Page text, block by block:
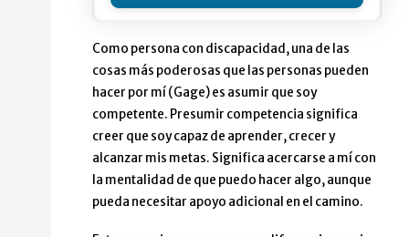
Como persona con discapacidad, una de las
cosas más poderosas que las personas pueden
hacer por mí (Gage) es asumir que soy
competente. Presumir competencia significa
creer que soy capaz de aprender, crecer y
alcanzar mis metas. Significa acercarse a mí con
la mentalidad de que puedo hacer algo, aunque
pueda necesitar apoyo adicional en el camino.